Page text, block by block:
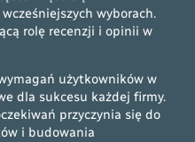
wyborach.
rolę recenzji i opinii w
użytkowników w
dla sukcesu każdej firmy.
przyczynia się do
i budowania